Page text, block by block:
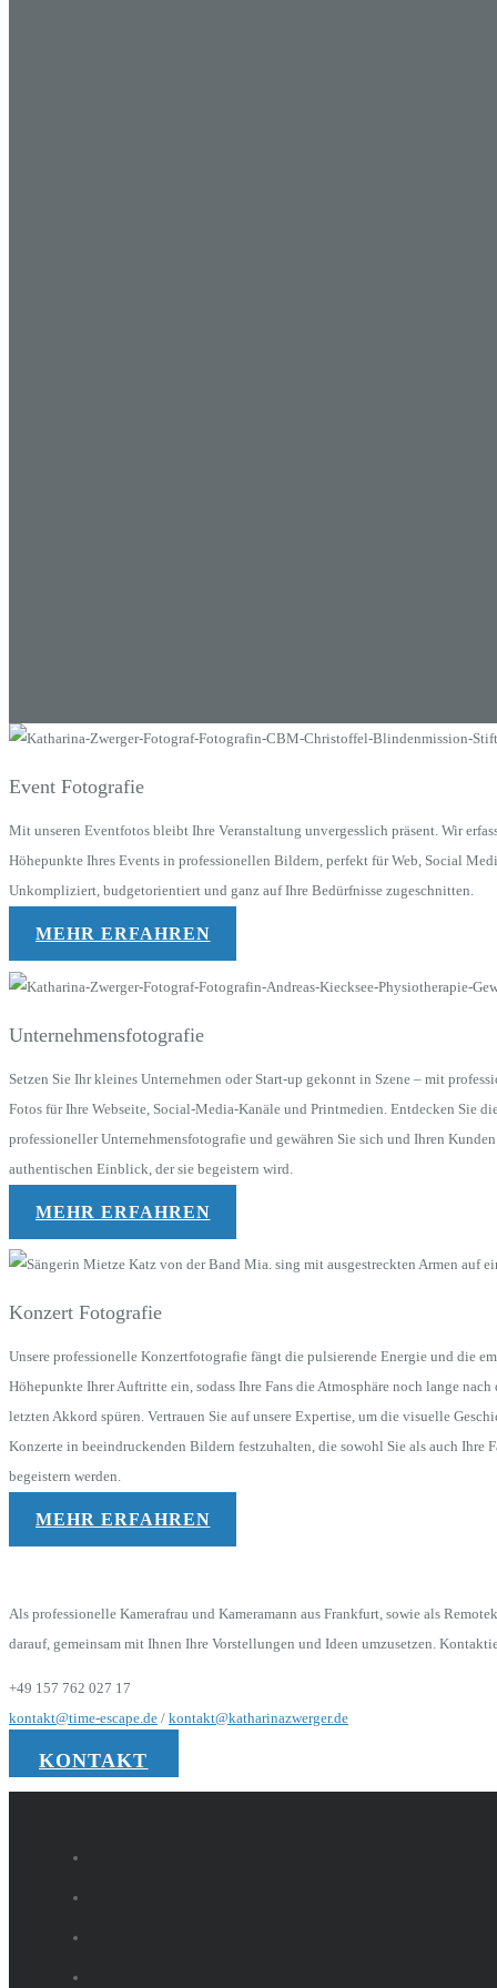
Event Fotografie
Mit unseren Eventfotos bleibt Ihre Veranstaltung unvergesslich präsent. Wir
Höhepunkte Ihres Events in professionellen Bildern, perfekt für Web, Social
Unkompliziert, budgetorientiert und ganz auf Ihre Bedürfnisse zugeschnitten.
MEHR ERFAHREN
Unternehmensfotografie
Setzen Sie Ihr kleines Unternehmen oder Start-up gekonnt in Szene – mit
Fotos für Ihre Webseite, Social-Media-Kanäle und Printmedien. Entdecken Sie
professioneller Unternehmensfotografie und gewähren Sie sich und Ihren
authentischen Einblick, der sie begeistern wird.
MEHR ERFAHREN
Konzert Fotografie
Unsere professionelle Konzertfotografie fängt die pulsierende Energie und die
Höhepunkte Ihrer Auftritte ein, sodass Ihre Fans die Atmosphäre noch lange nach
letzten Akkord spüren. Vertrauen Sie auf unsere Expertise, um die visuelle
Konzerte in beeindruckenden Bildern festzuhalten, die sowohl Sie als auch Ihre
begeistern werden.
MEHR ERFAHREN
Als professionelle Kamerafrau und Kameramann aus Frankfurt, sowie als
darauf, gemeinsam mit Ihnen Ihre Vorstellungen und Ideen umzusetzen.
+49 157 762 027 17
kontakt@time-escape.de / kontakt@katharinazwerger.de
KONTAKT